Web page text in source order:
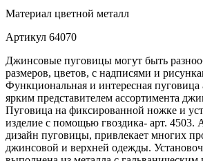
Материал цветной металл
Артикул 64070
Джинсовые пуговицы могут быть
размеров, цветов, с надписями и
Функциональная и интересная пуговица
ярким представителем ассортимента
Пуговица на фиксированной ножке и
изделие с помощью гвоздика- арт. 4503.
дизайн пуговицы, привлекает многих
джинсовой и верхней одежды.